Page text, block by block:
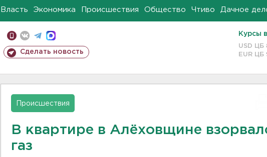
Власть Экономика Происшествия Общество Чтиво Дачное
Сделать новость
Курсы
USD ЦБ
EUR ЦБ
Происшествия
В квартире в Алёховщине
газ